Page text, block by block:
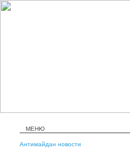
МЕНЮ
Антимайдан новости